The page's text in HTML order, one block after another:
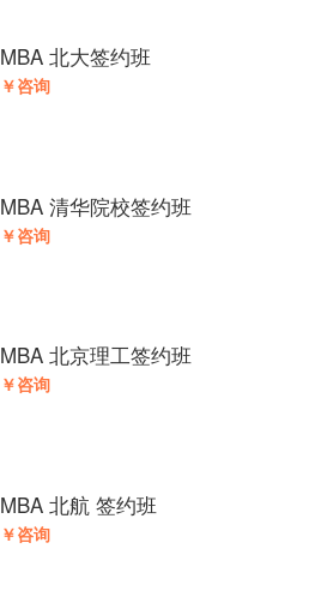
MBA 北大签约班
￥咨询
MBA 清华院校签约班
￥咨询
MBA 北京理工签约班
￥咨询
MBA 北航 签约班
￥咨询